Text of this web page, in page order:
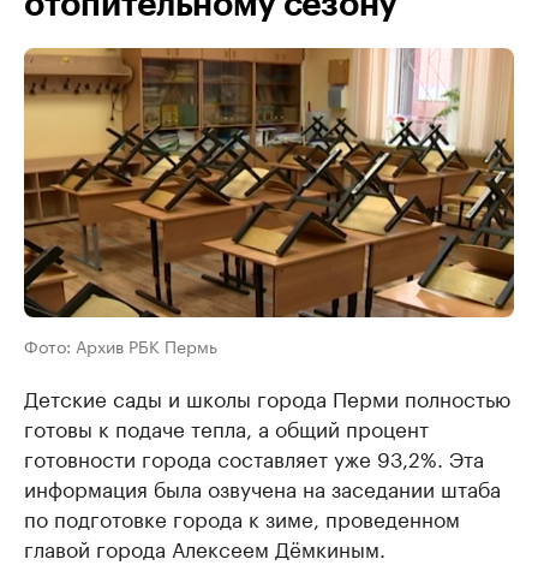
Фото: Архив РБК Пермь
Детские сады и школы города Перми полностью
готовы к подаче тепла, а общий процент
готовности города составляет уже 93,2%. Эта
информация была озвучена на заседании штаба
по подготовке города к зиме, проведенном
главой города Алексеем Дёмкиным.